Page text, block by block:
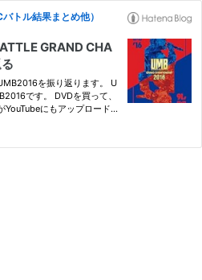
トル結果まとめ他）
GRAND CHA
を振り返ります。 U
です。 DVDを買って、
にもアップロードし
ラスに面白いUMB2016を振